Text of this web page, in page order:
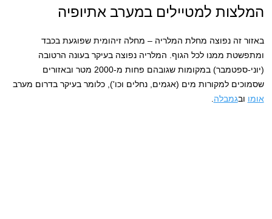
המלצות למטיילים במערב אתיופיה
באזור זה נפוצה מחלת המלריה – מחלה זיהומית שפוגעת בכבד
ומתפשטת ממנו לכל הגוף. המלריה נפוצה בעיקר בעונה הרטובה
(יוני-ספטמבר) במקומות שגובהם פחות מ-2000 מטר ובאזורים
שסמוכים למקורות מים (אגמים, נחלים וכו'), כלומר בעיקר בדרום מערב
אומו ובגמבלה.